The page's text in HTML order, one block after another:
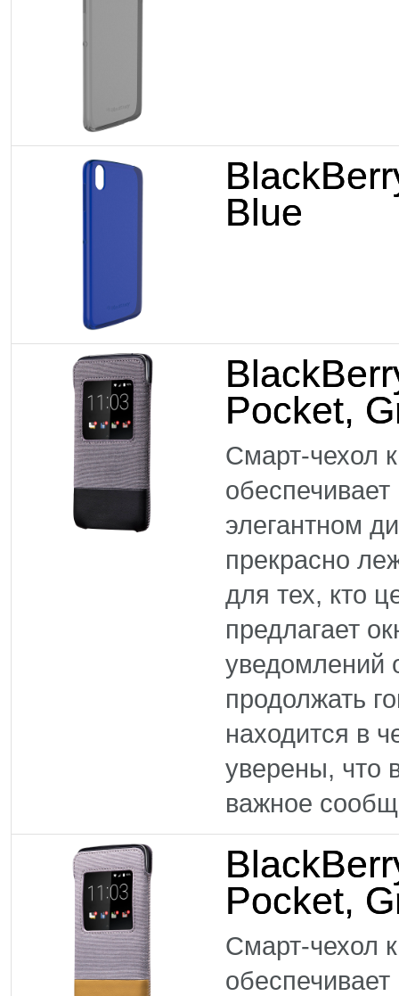
Blue
Pocket,
Смарт-чехол
элегантном
прекрасно
для тех, кто
предлагает
уведомлений
продолжать
находится в
уверены, что
важное
Pocket,
Смарт-чехол